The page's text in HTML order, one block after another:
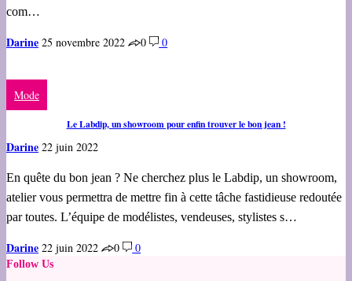
com…
Darine 25 novembre 2022 0 0
Mode
Le Labdip, un showroom pour enfin trouver le bon jean !
Darine 22 juin 2022
En quête du bon jean ? Ne cherchez plus le Labdip, un showroom,
atelier vous permettra de mettre fin à cette tâche fastidieuse redoutée
par toutes. L’équipe de modélistes, vendeuses, stylistes s…
Darine 22 juin 2022 0 0
Follow Us